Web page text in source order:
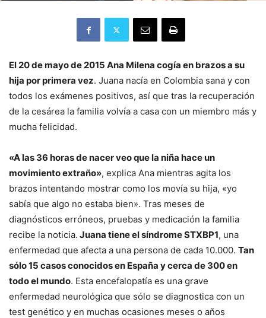
El 20 de mayo de 2015 Ana Milena cogía en brazos a su
hija por primera vez. Juana nacía en Colombia sana y con
todos los exámenes positivos, así que tras la recuperación
de la cesárea la familia volvía a casa con un miembro más y
mucha felicidad.
«A las 36 horas de nacer veo que la niña hace un
movimiento extraño», explica Ana mientras agita los
brazos intentando mostrar como los movía su hija, «yo
sabía que algo no estaba bien». Tras meses de
diagnósticos erróneos, pruebas y medicación la familia
recibe la noticia. Juana tiene el síndrome STXBP1, una
enfermedad que afecta a una persona de cada 10.000. Tan
sólo 15 casos conocidos en España y cerca de 300 en
todo el mundo. Esta encefalopatía es una grave
enfermedad neurológica que sólo se diagnostica con un
test genético y en muchas ocasiones meses o años